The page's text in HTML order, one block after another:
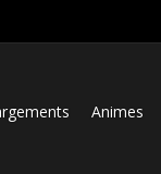
Animes